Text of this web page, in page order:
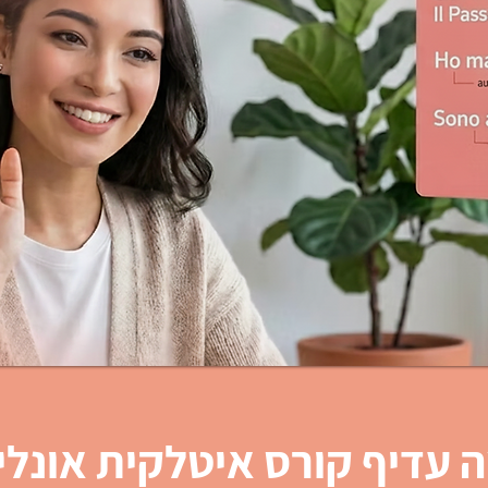
עדיף קורס איטלקית